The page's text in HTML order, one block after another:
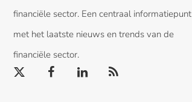
financiële sector. Een centraal informatiepunt
met het laatste nieuws en trends van de
financiële sector.